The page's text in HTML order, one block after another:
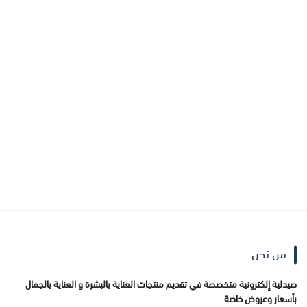
من نحن
صيدلية إلكترونية متخصصة في تقديم منتجات العناية بالبشرة و العناية بالجمال
بأسعار وعروض خاصة